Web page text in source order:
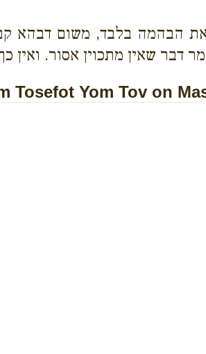
את הבהמה בלבד, משום דבהא
דבר שאין מתכוין אסור. ואין
Tosefot Yom Tov on